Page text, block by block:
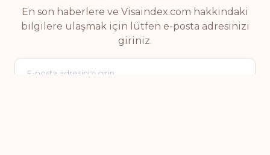
En son haberlere ve Visaindex.com hakkındaki
bilgilere ulaşmak için lütfen e-posta adresinizi
giriniz.